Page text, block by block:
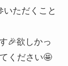
ただくこと
🎉欲しかっ
ください🤩